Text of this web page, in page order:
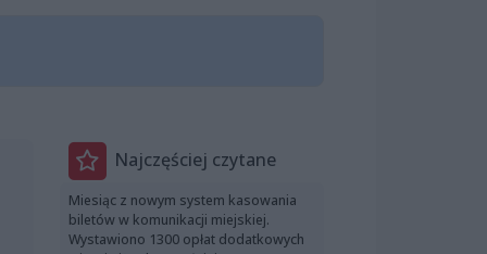
Najczęściej czytane
Miesiąc z nowym system kasowania
biletów w komunikacji miejskiej.
Wystawiono 1300 opłat dodatkowych